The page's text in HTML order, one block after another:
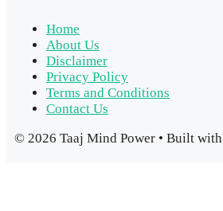
Home
About Us
Disclaimer
Privacy Policy
Terms and Conditions
Contact Us
© 2026 Taaj Mind Power • Built with